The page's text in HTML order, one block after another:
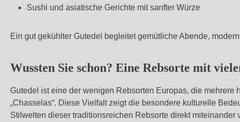
Sushi und asiatische Gerichte mit sanfter Würze
Ein gut gekühlter Gutedel begleitet gemütliche Abende,
Wussten Sie schon? Eine Rebsorte mit
Gutedel ist eine der wenigen Rebsorten Europas, die mehrere
„Chasselas“. Diese Vielfalt zeigt die besondere kulturelle
Stilwelten dieser traditionsreichen Rebsorte direkt miteinander